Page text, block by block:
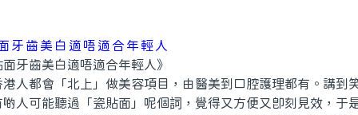
牙齒美白適唔適合年輕人
齒美白適唔適合年輕人》
都會「北上」做美容項目，由醫美到口腔護理都有。講到
人可能聽過「瓷貼面」呢個詞，覺得又方便又即刻見效，于